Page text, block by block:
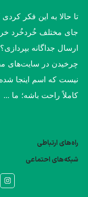
​تا حالا به این فکر
جای مختلف خُردخُرد
ارسال جداگانه
چرخیدن در سایت‌های
نیست که اسم اینجا
کاملاً راحت باشه؛ ما ...
راه‌های ارتباطی
شبکه‌های احتماعی